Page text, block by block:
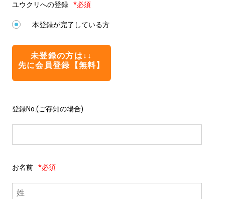
ユウクリへの登録 *必須
本登録が完了している方
未登録の方は↓↓
先に会員登録【無料】
登録No.(ご存知の場合)
お名前 *必須